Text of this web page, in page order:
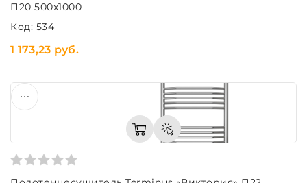
П20 500х1000
Код: 534
1 173,23 руб.